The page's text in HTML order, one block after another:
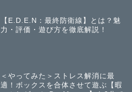
【E.D.E.N：最終防衛線】とは？魅
力・評価・遊び方を徹底解説！
＜やってみた＞ストレス解消に最
適！ボックスを合体させて遊ぶ【暇